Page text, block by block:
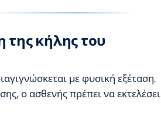
της κήλης του
με φυσική εξέταση.
ο ασθενής πρέπει να εκτελέσει